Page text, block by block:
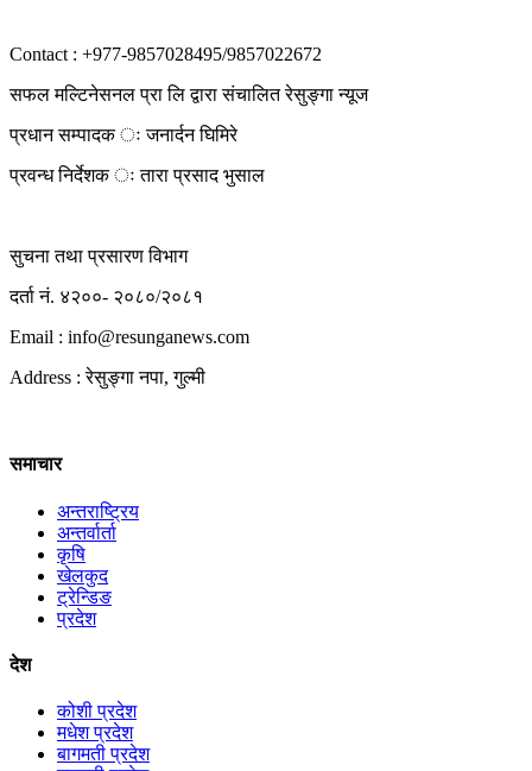
Contact : +977-9857028495/9857022672
सफल मल्टिनेसनल प्रा लि द्वारा संचालित रेसुङ्गा न्यूज
प्रधान सम्पादक ः जनार्दन घिमिरे
प्रवन्ध निर्देशक ः तारा प्रसाद भुसाल
सुचना तथा प्रसारण विभाग
दर्ता नं. ४२००- २०८०/२०८१
Email : info@resunganews.com
Address : रेसुङ्गा नपा, गुल्मी
समाचार
अन्तराष्ट्रिय
अन्तर्वार्ता
कृषि
खेलकुद
ट्रेन्डिङ
प्रदेश
देश
कोशी प्रदेश
मधेश प्रदेश
बागमती प्रदेश